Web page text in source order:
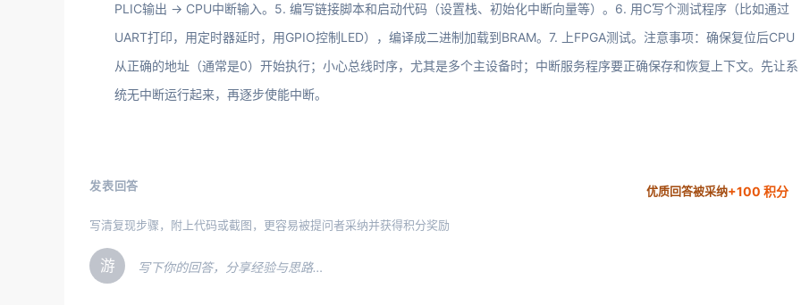
PLIC输出 -> CPU中断输入。5. 编写链接脚本和启动代码（设置栈、初始化中断向量等）。6. 用C写个测试程序（比如通过
UART打印，用定时器延时，用GPIO控制LED），编译成二进制加载到BRAM。7. 上FPGA测试。注意事项：确保复位后CPU
从正确的地址（通常是0）开始执行；小心总线时序，尤其是多个主设备时；中断服务程序要正确保存和恢复上下文。先让系
统无中断运行起来，再逐步使能中断。
发表回答 优质回答被采纳+100 积分
写清复现步骤，附上代码或截图，更容易被提问者采纳并获得积分奖励
游 写下你的回答，分享经验与思路…